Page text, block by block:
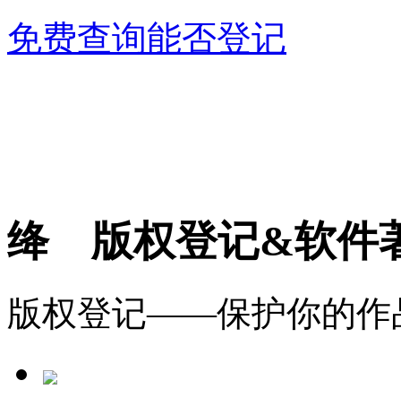
免费查询能否登记
绛 版权登记&软件
版权登记——保护你的作